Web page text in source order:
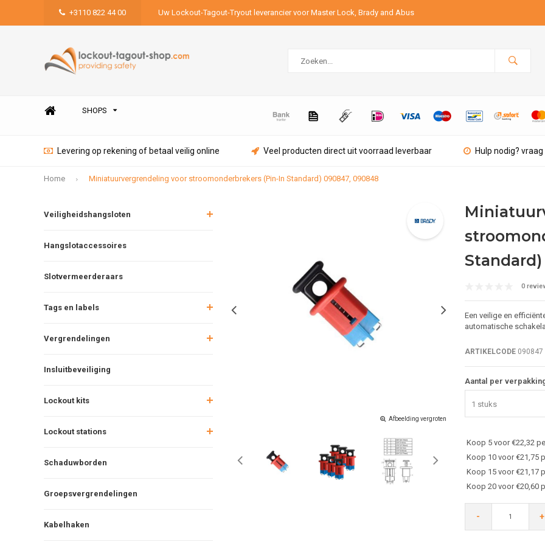
+3110 822 44 00 Uw Lockout-Tagout-Tryout leverancier voor Master Lock, Brady and Abus
SHOPS
Levering op rekening of betaal veilig online Veel producten direct uit voorraad leverbaar Hulp nodig?
Home Miniatuurvergrendeling voor stroomonderbrekers (Pin-In Standard) 090847, 090848
Veiligheidshangsloten
Hangslotaccessoires
Slotvermeerderaars
Tags en labels
Vergrendelingen
Insluitbeveiliging
Lockout kits
Lockout stations
Schaduwborden
Groepsvergrendelingen
Kabelhaken
Afbeelding vergroten
0
Een veilige en
automatische
ARTIKELCODE090847
Aantal per
1 stuks
Koop 5 voor €22,32
Koop 10 voor €21,75
Koop 15 voor €21,17
Koop 20 voor €20,60
- +